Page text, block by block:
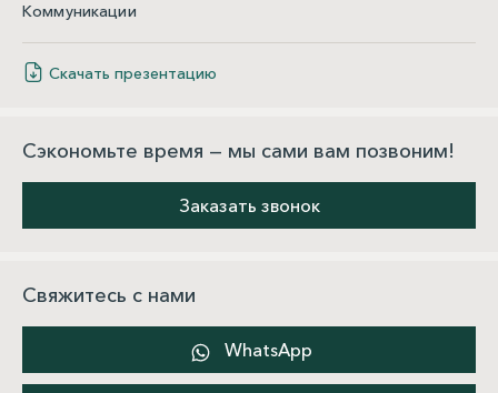
Коммуникации
Скачать презентацию
Сэкономьте время — мы сами вам позвоним!
Заказать звонок
Свяжитесь с нами
WhatsApp